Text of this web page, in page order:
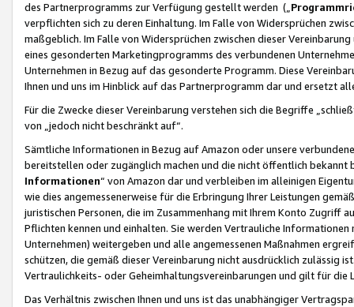
des Partnerprogramms zur Verfügung gestellt werden („
verpflichten sich zu deren Einhaltung. Im Falle von Widersprüchen
maßgeblich. Im Falle von Widersprüchen zwischen dieser
eines gesonderten Marketingprogramms des verbundenen
Unternehmen in Bezug auf das gesonderte Programm. Diese
Ihnen und uns im Hinblick auf das Partnerprogramm dar und ersetzt
Für die Zwecke dieser Vereinbarung verstehen sich die Begriffe
von „jedoch nicht beschränkt auf“.
Sämtliche Informationen in Bezug auf Amazon oder unsere
bereitstellen oder zugänglich machen und die nicht öffentlich
Informationen“ von Amazon dar und verbleiben im alleinigen
wie dies angemessenerweise für die Erbringung Ihrer Leistungen
juristischen Personen, die im Zusammenhang mit Ihrem Konto
Pflichten kennen und einhalten. Sie werden Vertrauliche
Unternehmen) weitergeben und alle angemessenen Maßnahmen
schützen, die gemäß dieser Vereinbarung nicht ausdrücklich zulässig
Vertraulichkeits- oder Geheimhaltungsvereinbarungen und gilt für die
Das Verhältnis zwischen Ihnen und uns ist das unabhängiger